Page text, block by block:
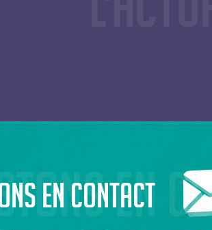
en
en contact